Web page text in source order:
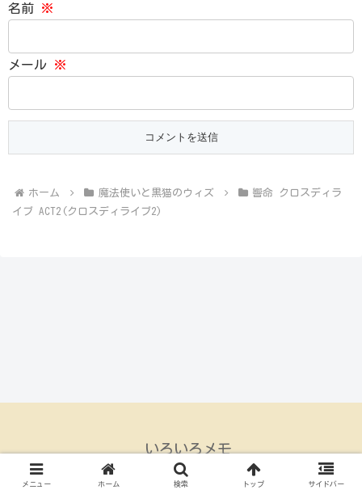
名前 ※
メール ※
ホーム 魔法使いと黒猫のウィズ
響命 クロスディラ
イブ ACT2(クロスディライブ2)
いろいろメモ
© 2015 いろいろメモ.
メニュー ホーム 検索 トップ サイドバー